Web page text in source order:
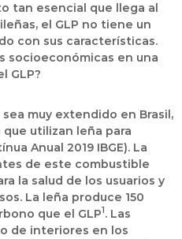
tan esencial que llega al
el GLP no tiene un
con sus características.
socioeconómicas en una
GLP?
muy extendido en Brasil,
que utilizan leña para
Anual 2019 IBGE). La
de este combustible
la salud de los usuarios y
La leña produce 150
que el GLP1 . Las
de interiores en los